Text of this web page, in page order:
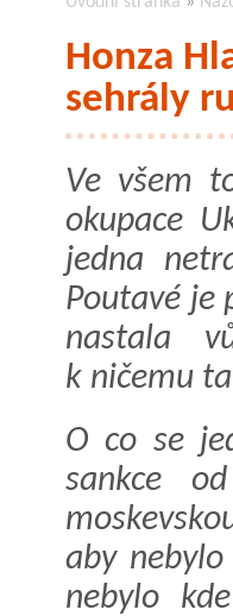
Honza
sehrály
Ve všem
okupace
jedna
Poutavé je
nastala
k ničemu
O co se
sankce
aby
nebylo